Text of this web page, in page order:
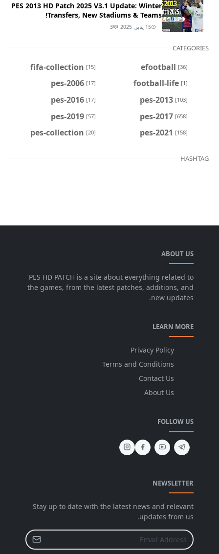
PES 2013 HD Patch 2025 V3.1 Update: Winter
Transfers, New Stadiums & Teams!
15 يناير, 2025 3
CATEGORIES
efootball [36]
fifa-collection [15]
football-life [1]
pes-2006 [17]
pes-2013 [103]
pes-2016 [17]
pes-2017 [658]
pes-2019 [57]
pes-2021 [158]
pes-collection [20]
HASHTAG
ABOUT US
PES HD PATCH is a site about everything related to
the games, from the latest patches, additions, and
new updates.
LEARN MORE
Privacy Policy
Terms and Conditions
Contact Us
About Us
FOLLOW US
NEWSLETTER
Stay up to date with the latest news and relevant
updates from us.